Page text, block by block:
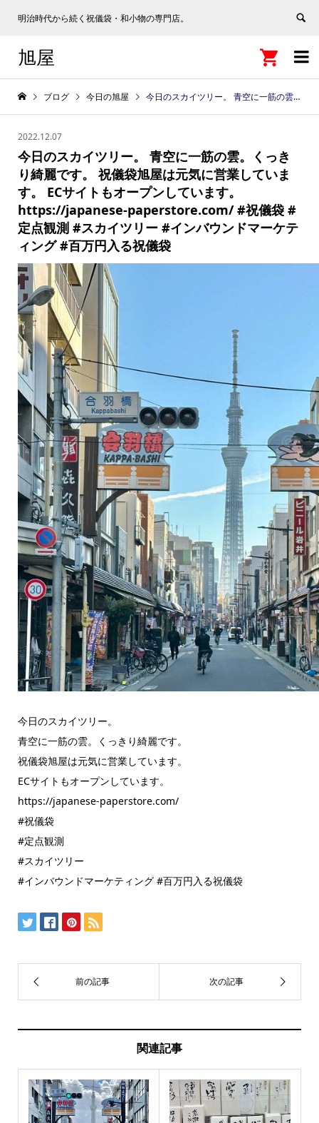
明治時代から続く祝儀袋・和小物の専門店。

旭屋 
ブログ 今日の旭屋 今日のスカイツリー。 青空に一筋の雲。くっきり綺麗です。 祝儀袋旭屋は元気に営業しています。 ECサイトもオープンしています。 https://japanese-paperstore.com/ #祝儀袋 #定点観測 #スカイツリー #インバウンドマーケティング #百万円入る祝儀袋
2022.12.07
今日のスカイツリー。 青空に一筋の雲。くっき
り綺麗です。 祝儀袋旭屋は元気に営業していま
す。 ECサイトもオープンしています。
https://japanese-paperstore.com/ #祝儀袋 #
定点観測 #スカイツリー #インバウンドマーケテ
ィング #百万円入る祝儀袋
今日のスカイツリー。
青空に一筋の雲。くっきり綺麗です。
祝儀袋旭屋は元気に営業しています。
ECサイトもオープンしています。
https://japanese-paperstore.com/
#祝儀袋
#定点観測
#スカイツリー
#インバウンドマーケティング #百万円入る祝儀袋
関連記事